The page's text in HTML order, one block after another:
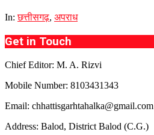
In: छत्तीसगढ़, अपराध
Get in Touch
Chief Editor: M. A. Rizvi
Mobile Number: 8103431343
Email: chhattisgarhtahalka@gmail.com
Address: Balod, District Balod (C.G.)